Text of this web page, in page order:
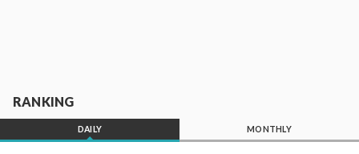
RANKING
DAILY MONTHLY